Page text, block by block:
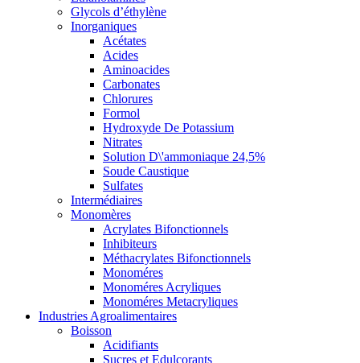
Glycols d’éthylène
Inorganiques
Acétates
Acides
Aminoacides
Carbonates
Chlorures
Formol
Hydroxyde De Potassium
Nitrates
Solution D\'ammoniaque 24,5%
Soude Caustique
Sulfates
Intermédiaires
Monomères
Acrylates Bifonctionnels
Inhibiteurs
Méthacrylates Bifonctionnels
Monoméres
Monoméres Acryliques
Monoméres Metacryliques
Industries Agroalimentaires
Boisson
Acidifiants
Sucres et Edulcorants